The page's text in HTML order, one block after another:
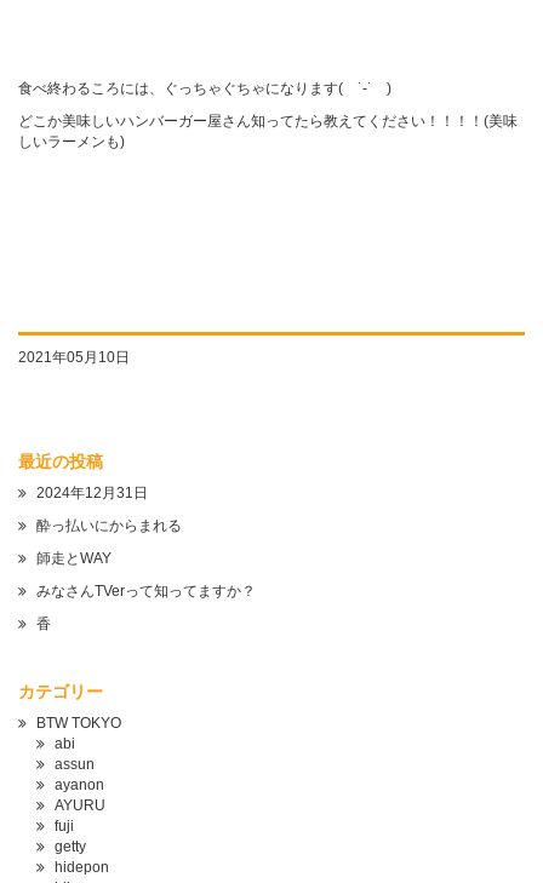
食べ終わるころには、ぐっちゃぐちゃになります( ˙-˙
)
どこか美味しいハンバーガー屋さん知ってたら教えてください！！！！ (美味
しいラーメンも)
2021年05月10日
最近の投稿
2024年12月31日
酔っ払いにからまれる
師走とWAY
みなさんTVerって知ってますか？
香
カテゴリー
BTW TOKYO
abi
assun
ayanon
AYURU
fuji
getty
hidepon